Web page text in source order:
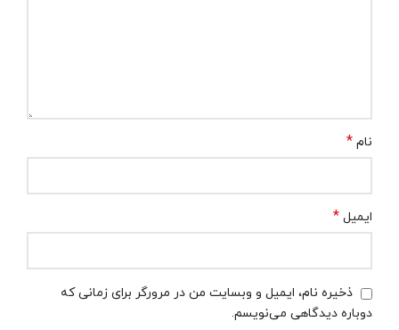
نام *
ایمیل *
ذخیره نام، ایمیل و وبسایت من در مرورگر برای زمانی که
دوباره دیدگاهی می‌نویسم.